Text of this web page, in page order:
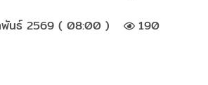
พันธ์ 2569 ( 08:00 ) 190